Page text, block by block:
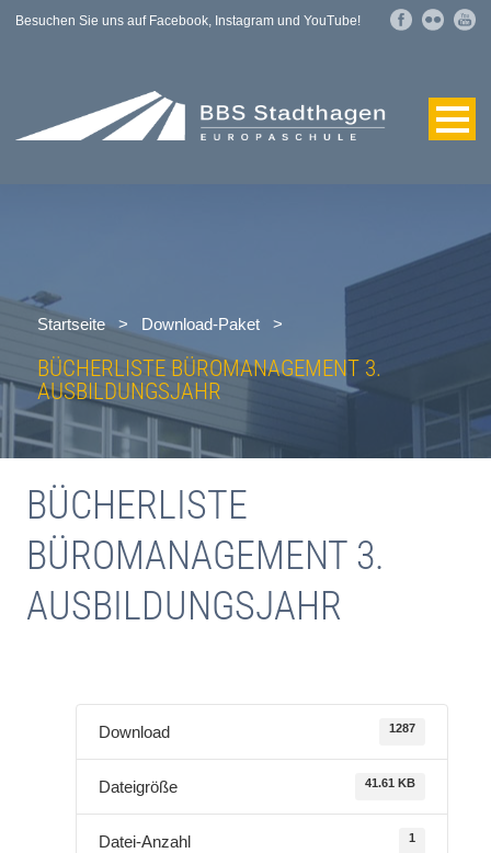
Besuchen Sie uns auf Facebook, Instagram und YouTube!
Startseite > Download-Paket >
BÜCHERLISTE BÜROMANAGEMENT 3.
AUSBILDUNGSJAHR
BÜCHERLISTE
BÜROMANAGEMENT 3.
AUSBILDUNGSJAHR
Download 1287
Dateigröße 41.61 KB
Datei-Anzahl 1